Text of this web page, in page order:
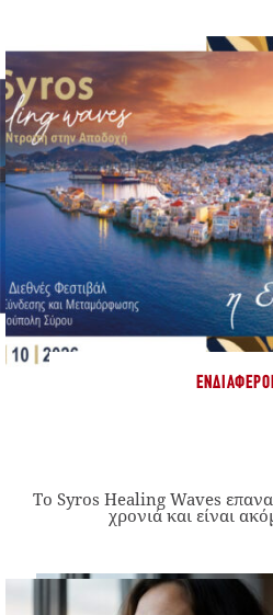
Το Syros Healing Waves
χρονιά και είναι